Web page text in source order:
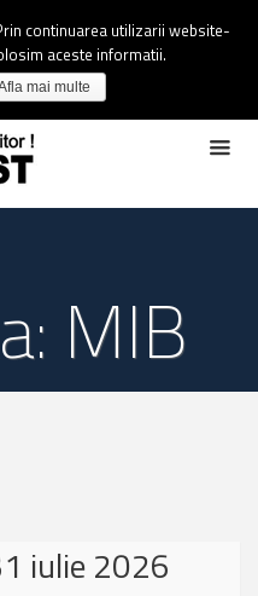
MIB
iulie 2026
continuarea utilizarii website-
aceste informatii.
mai multe